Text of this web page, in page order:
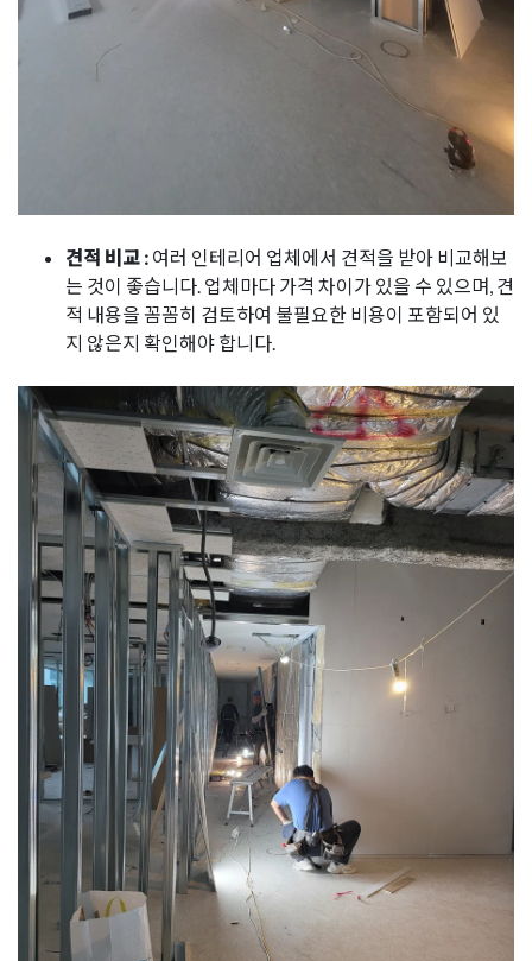
견적 비교 : 여러 인테리어 업체에서 견적을 받아 비교해보
는 것이 좋습니다. 업체마다 가격 차이가 있을 수 있으며, 견
적 내용을 꼼꼼히 검토하여 불필요한 비용이 포함되어 있
지 않은지 확인해야 합니다.